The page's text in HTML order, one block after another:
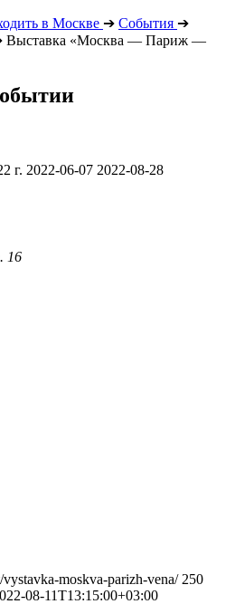
в Москве ➔ События ➔
Выставка «Москва — Париж —
г. 2022-06-07 2022-08-28
16
moskva-parizh-vena/ 250
08-11T13:15:00+03:00